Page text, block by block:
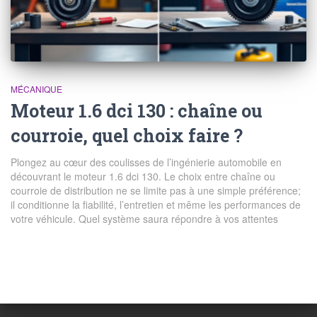
MÉCANIQUE
Moteur 1.6 dci 130 : chaîne ou
courroie, quel choix faire ?
Plongez au cœur des coulisses de l’ingénierie automobile en
découvrant le moteur 1.6 dci 130. Le choix entre chaîne ou
courroie de distribution ne se limite pas à une simple préférence;
il conditionne la fiabilité, l’entretien et même les performances de
votre véhicule. Quel système saura répondre à vos attentes